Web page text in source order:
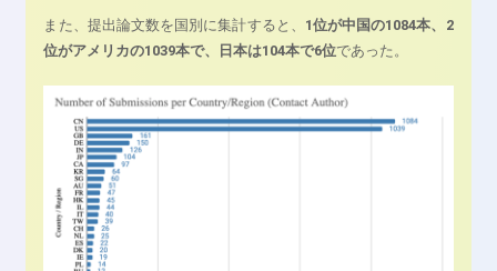
また、提出論文数を国別に集計すると、 1位が中国の1084本、2
位がアメリカの1039本で、日本は104本で6位であった。